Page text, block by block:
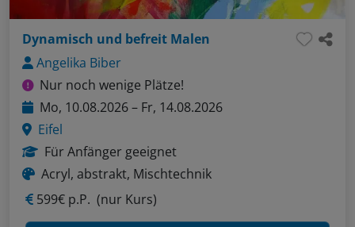
Dynamisch und befreit Malen
Angelika Biber
Nur noch wenige Plätze!
Mo, 10.08.2026 – Fr, 14.08.2026
Eifel
Für Anfänger geeignet
Acryl, abstrakt, Mischtechnik
599€ p.P. (nur Kurs)